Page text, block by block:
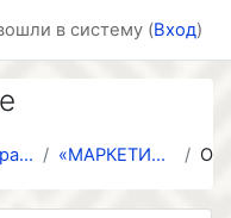
в систему (Вход)
Кафедра "Инновационное развитие АПК" «МАРКЕТИНГ АГРОПРОМЫШЛЕННОГО КОМПЛЕКСА»